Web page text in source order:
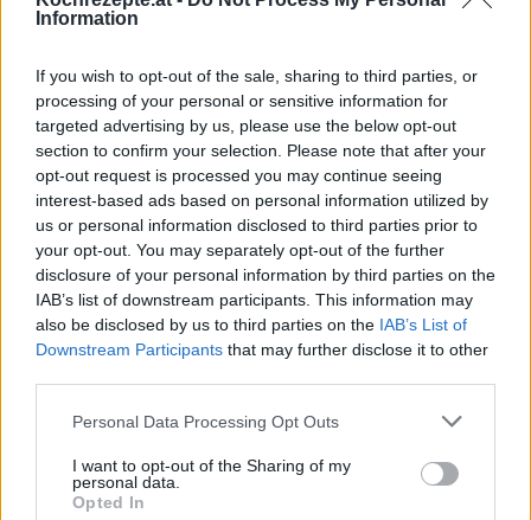
Information
If you wish to opt-out of the sale, sharing to third parties, or
processing of your personal or sensitive information for
targeted advertising by us, please use the below opt-out
section to confirm your selection. Please note that after your
opt-out request is processed you may continue seeing
interest-based ads based on personal information utilized by
us or personal information disclosed to third parties prior to
your opt-out. You may separately opt-out of the further
disclosure of your personal information by third parties on the
IAB’s list of downstream participants. This information may
also be disclosed by us to third parties on the IAB’s List of
Downstream Participants that may further disclose it to other
Personal Data Processing Opt Outs
I want to opt-out of the Sharing of my
personal data.
Opted In
Mandarin Manhattan Cocktail
Leicht
Bloody Mary
Leicht
Kokos Winter
Leicht